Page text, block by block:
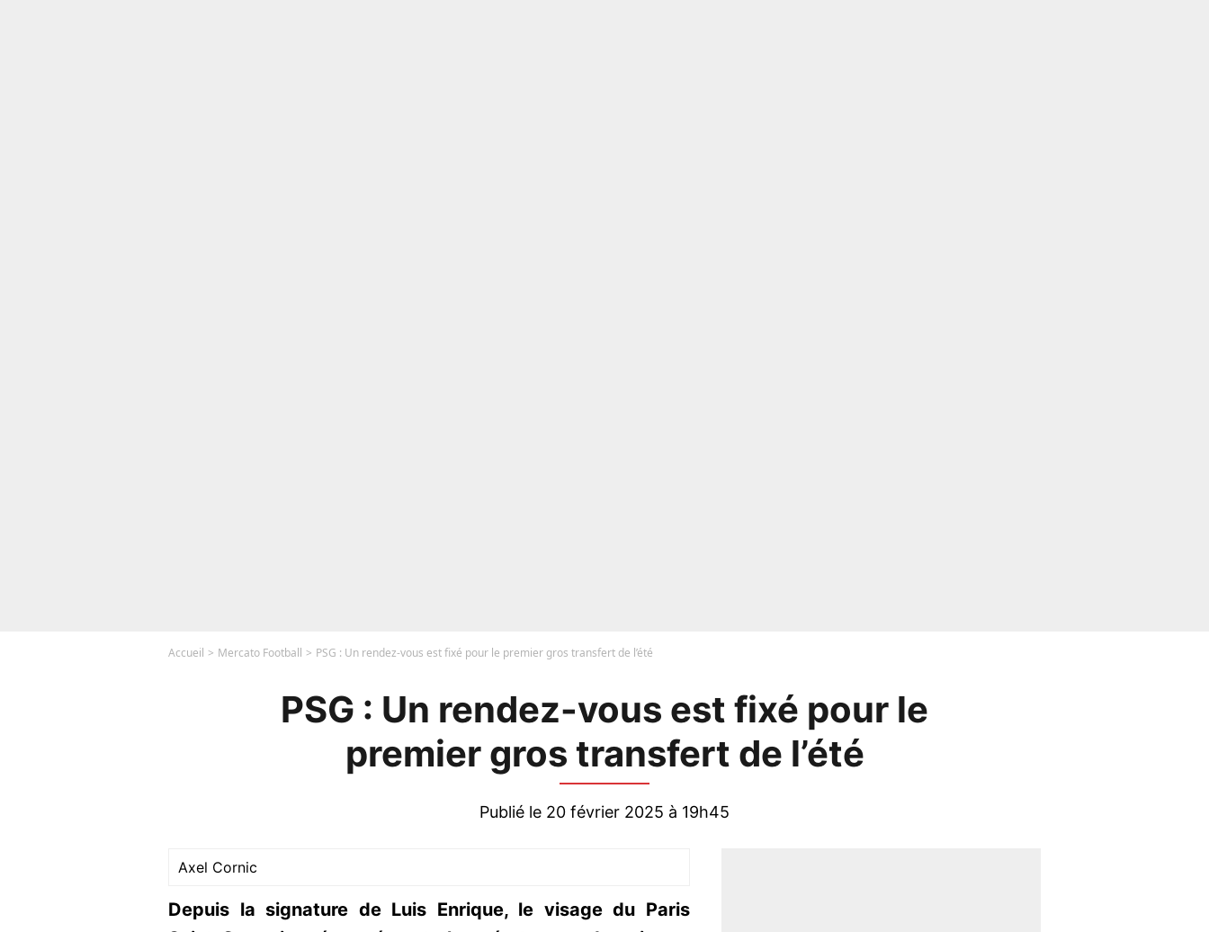
Accueil Mercato Football PSG : Un rendez-vous est fixé pour le premier gros transfert de l’été
PSG : Un rendez-vous est fixé pour le
premier gros transfert de l’été
Publié le 20 février 2025 à 19h45
Axel Cornic
Depuis la signature de Luis Enrique, le visage du Paris